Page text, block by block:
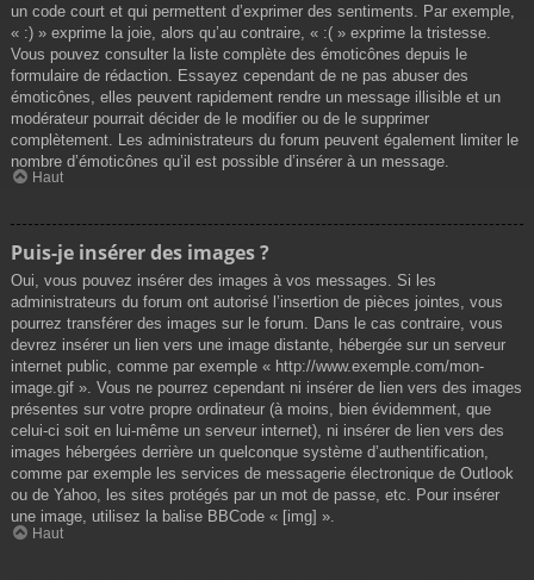
un code court et qui permettent d’exprimer des sentiments. Par exemple,
« :) » exprime la joie, alors qu’au contraire, « :( » exprime la tristesse.
Vous pouvez consulter la liste complète des émoticônes depuis le
formulaire de rédaction. Essayez cependant de ne pas abuser des
émoticônes, elles peuvent rapidement rendre un message illisible et un
modérateur pourrait décider de le modifier ou de le supprimer
complètement. Les administrateurs du forum peuvent également limiter le
nombre d’émoticônes qu’il est possible d’insérer à un message.
Haut
Puis-je insérer des images ?
Oui, vous pouvez insérer des images à vos messages. Si les
administrateurs du forum ont autorisé l’insertion de pièces jointes, vous
pourrez transférer des images sur le forum. Dans le cas contraire, vous
devrez insérer un lien vers une image distante, hébergée sur un serveur
internet public, comme par exemple « http://www.exemple.com/mon-
image.gif ». Vous ne pourrez cependant ni insérer de lien vers des images
présentes sur votre propre ordinateur (à moins, bien évidemment, que
celui-ci soit en lui-même un serveur internet), ni insérer de lien vers des
images hébergées derrière un quelconque système d’authentification,
comme par exemple les services de messagerie électronique de Outlook
ou de Yahoo, les sites protégés par un mot de passe, etc. Pour insérer
une image, utilisez la balise BBCode « [img] ».
Haut